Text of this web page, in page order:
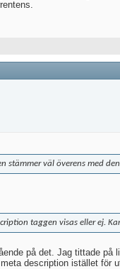
stämmer väl överens med
taggen visas eller ej.
på det. Jag tittade
description istället för